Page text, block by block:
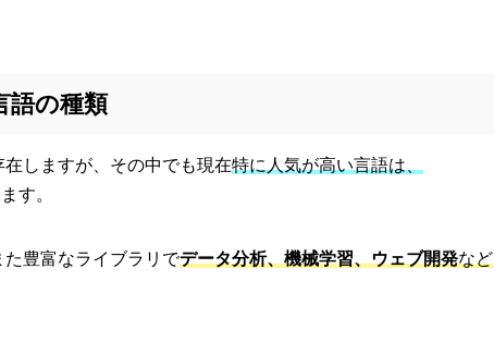
語の種類
しますが、その中でも現在特に人気が高い言語は、
す。
豊富なライブラリでデータ分析、機械学習、ウェブ開発など